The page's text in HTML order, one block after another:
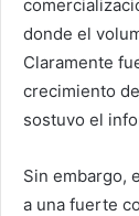
donde el
Claramente
crecimiento
sostuvo el
Sin embargo,
a una fuerte